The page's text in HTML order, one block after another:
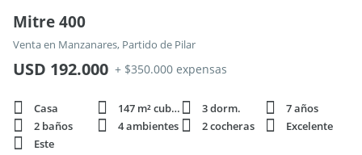
Mitre 400
Venta en Manzanares, Partido de Pilar
USD 192.000 + $350.000 expensas
Casa 147 m² cubie. 3 dorm.
7 años
2 baños
4 ambientes 2 cocheras
Excelente
Este